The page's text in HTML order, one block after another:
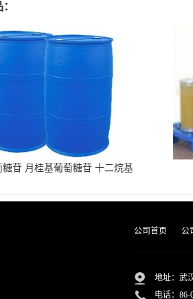
糖苷 月桂基葡萄糖苷 十二烷基
公司首页 公
地址：武
电话： 86-